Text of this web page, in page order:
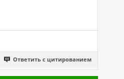
Ответить с цитированием